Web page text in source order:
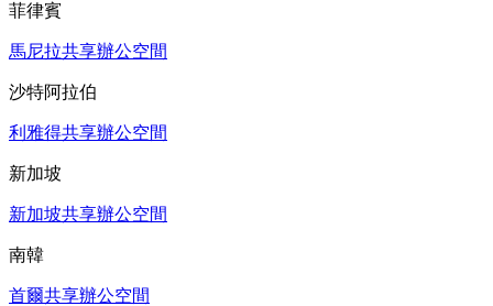
菲律賓
馬尼拉共享辦公空間
沙特阿拉伯
利雅得共享辦公空間
新加坡
新加坡共享辦公空間
南韓
首爾共享辦公空間